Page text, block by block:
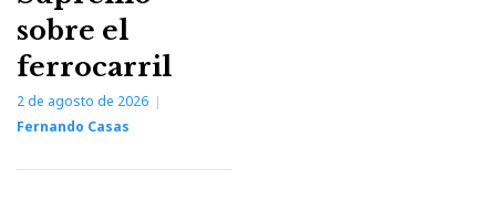
sobre el
ferrocarril
2 de agosto de 2026
Fernando Casas